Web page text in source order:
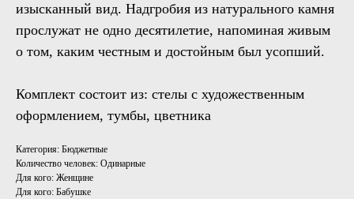
изысканный вид. Надгробия из натурального камня
прослужат не одно десятилетие, напоминая живым
о том, каким честным и достойным был усопший.
Комплект состоит из: стелы с художественным
оформлением, тумбы, цветника
Категория: Бюджетные
Количество человек: Одинарные
Для кого: Женщине
Для кого: Бабушке